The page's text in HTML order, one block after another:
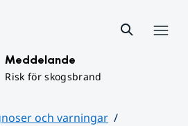
Meddelande
Risk för skogsbrand
och varningar